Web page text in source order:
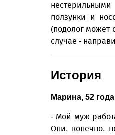
ползунки и
(подолог может
случае -
История
Марина, 52
- Мой муж
Они, конечно,